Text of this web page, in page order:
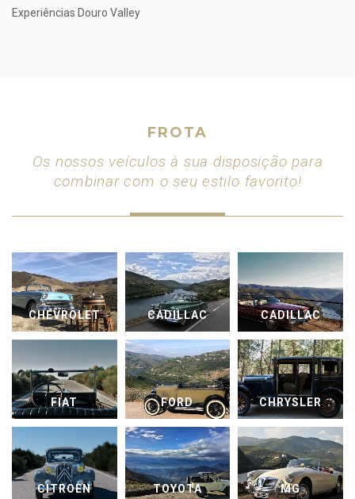
Experiências Douro Valley
FROTA
Os nossos veículos à sua disposição para
combinar com o seu estilo favorito!
CHEVROLET CADILLAC CADILLAC
FIAT FORD CHRYSLER
CITROEN TOYOTA MG